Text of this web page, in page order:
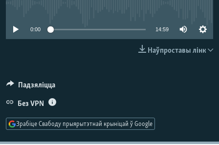
0:00 14:59
Наўпроставы лінк
Падзяліцца
Без VPN
Зрабіце Свабоду прыярытэтнай крыніцай ў Google